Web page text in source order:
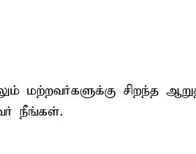
மற்றவர்களுக்கு சிறந்த
நீங்கள்.